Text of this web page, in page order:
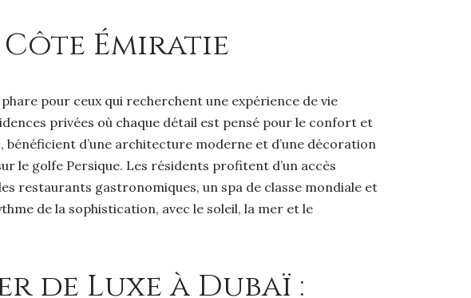
Émiratie
pour ceux qui recherchent une expérience de vie
privées où chaque détail est pensé pour le confort et
bénéficient d’une architecture moderne et d’une décoration
le golfe Persique. Les résidents profitent d’un accès
restaurants gastronomiques, un spa de classe mondiale et
de la sophistication, avec le soleil, la mer et le
de Luxe à Dubaï :